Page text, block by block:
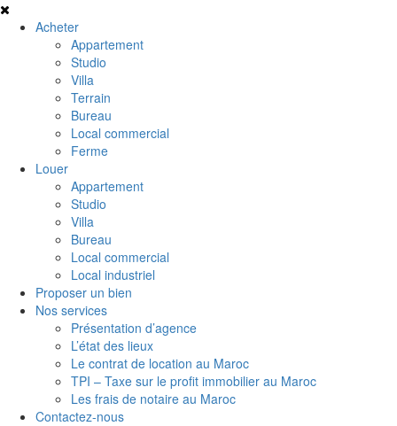
Acheter
Appartement
Studio
Villa
Terrain
Bureau
Local commercial
Ferme
Louer
Appartement
Studio
Villa
Bureau
Local commercial
Local industriel
Proposer un bien
Nos services
Présentation d’agence
L’état des lieux
Le contrat de location au Maroc
TPI – Taxe sur le profit immobilier au Maroc
Les frais de notaire au Maroc
Contactez-nous